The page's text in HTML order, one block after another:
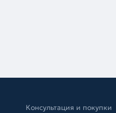
Консультация и покупки